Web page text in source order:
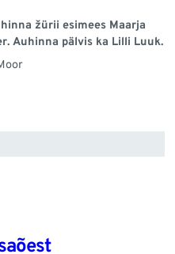
žürii esimees Maarja
Auhinna pälvis ka Lilli Luuk.